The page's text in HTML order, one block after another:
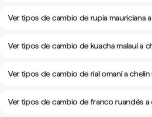
Ver tipos de cambio de rupia mauriciana
Ver tipos de cambio de kuacha malauí a
Ver tipos de cambio de rial omaní a
Ver tipos de cambio de franco ruandés a